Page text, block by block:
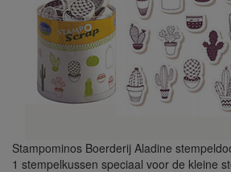
Stampominos Boerderij Aladine
1 stempelkussen speciaal voor de kleine